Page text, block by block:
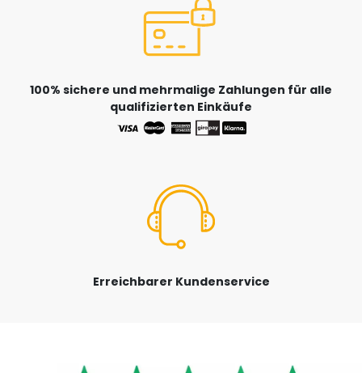
100% sichere und mehrmalige Zahlungen für alle
qualifizierten Einkäufe
Erreichbarer Kundenservice